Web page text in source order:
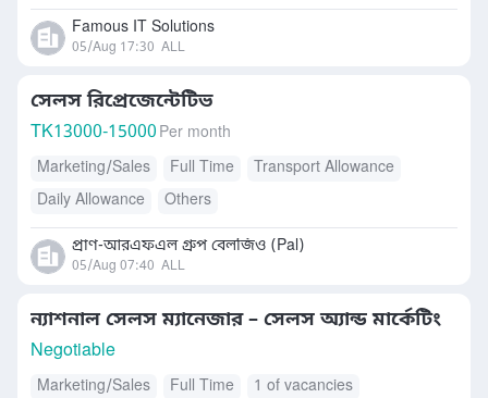
Famous IT Solutions
05/Aug 17:30 ALL
সেলস রিপ্রেজেন্টেটিভ
TK13000-15000 Per month
Marketing/Sales
Full Time
Transport Allowance
Daily Allowance
Others
প্রাণ-আরএফএল গ্রুপ বেলজিও (Pal)
05/Aug 07:40 ALL
ন্যাশনাল সেলস ম্যানেজার – সেলস অ্যান্ড মার্কেটিং
Negotiable
Marketing/Sales Full Time
1 of vacancies